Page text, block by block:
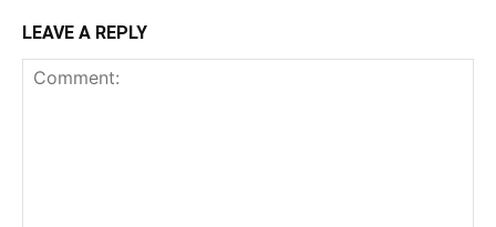
LEAVE A REPLY